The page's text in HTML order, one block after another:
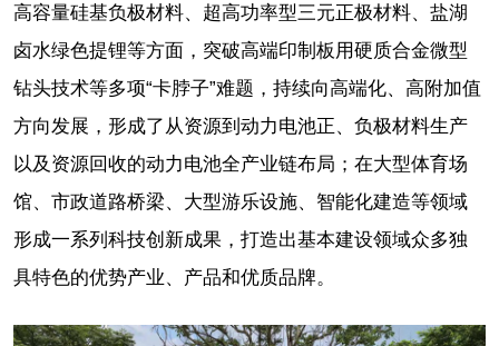
高容量硅基负极材料、超高功率型三元正极材料、盐湖
卤水绿色提锂等方面，突破高端印制板用硬质合金微型
钻头技术等多项“卡脖子”难题，持续向高端化、高附加值
方向发展，形成了从资源到动力电池正、负极材料生产
以及资源回收的动力电池全产业链布局；在大型体育场
馆、市政道路桥梁、大型游乐设施、智能化建造等领域
形成一系列科技创新成果，打造出基本建设领域众多独
具特色的优势产业、产品和优质品牌。